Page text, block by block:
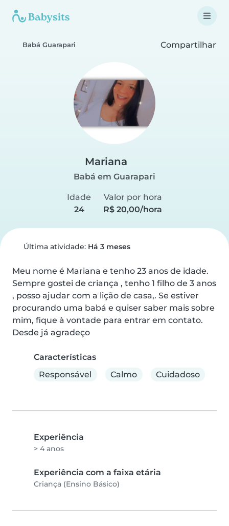
Babá Guarapari Compartilhar
Mariana
Babá em Guarapari
Idade
24
Valor por hora
R$ 20,00/hora
Última atividade: Há 3 meses
Meu nome é Mariana e tenho 23 anos de idade.
Sempre gostei de criança , tenho 1 filho de 3 anos
, posso ajudar com a lição de casa,. Se estiver
procurando uma babá e quiser saber mais sobre
mim, fique à vontade para entrar em contato.
Desde já agradeço
Características
Responsável
Calmo Cuidadoso
Experiência
> 4 anos
Experiência com a faixa etária
Criança (Ensino Básico)